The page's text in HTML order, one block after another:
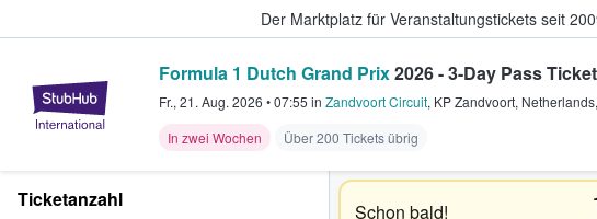
Der Marktplatz für Veranstaltungstickets seit
StubHub - Wo Fans Tickets kaufen &
Formula 1 Dutch Grand Prix2026 - 3-Day Pass
Fr., 21. Aug. 2026 •07:55 in Zandvoort Circuit, KP Zandvoort,
In zwei Wochen
Über 200 Tickets übrig
Schon bald!
Ticketanzahl